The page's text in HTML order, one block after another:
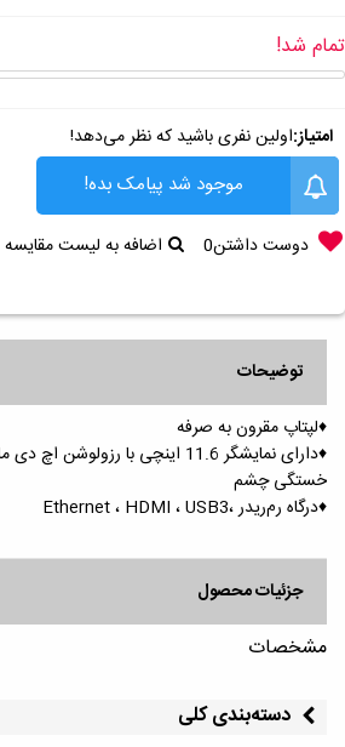
تمام شد!
امتیاز:اولین نفری باشید که نظر می‌دهد!
موجود شد پیامک بده!
دوست داشتن0 اضافه به لیست مقایسه
توضیحات
♦️لپتاپ مقرون به صرفه
♦️دارای نمایشگر 11.6 اینچی با
خستگی چشم
♦️درگاه رم‌ریدر ،Ethernet ، HDMI ، USB3
جزئیات محصول
مشخصات
دسته‌بندی کلی